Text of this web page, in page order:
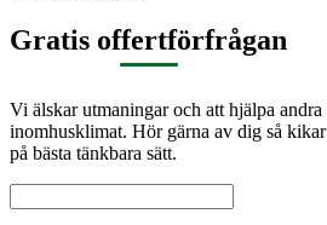
Gratis offertförfrågan
Vi älskar utmaningar och att hjälpa
inomhusklimat. Hör gärna av dig så
på bästa tänkbara sätt.